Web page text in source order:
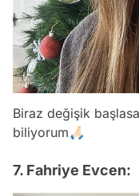
Biraz değişik
biliyorum🙏🏻
7. Fahriye Evcen: